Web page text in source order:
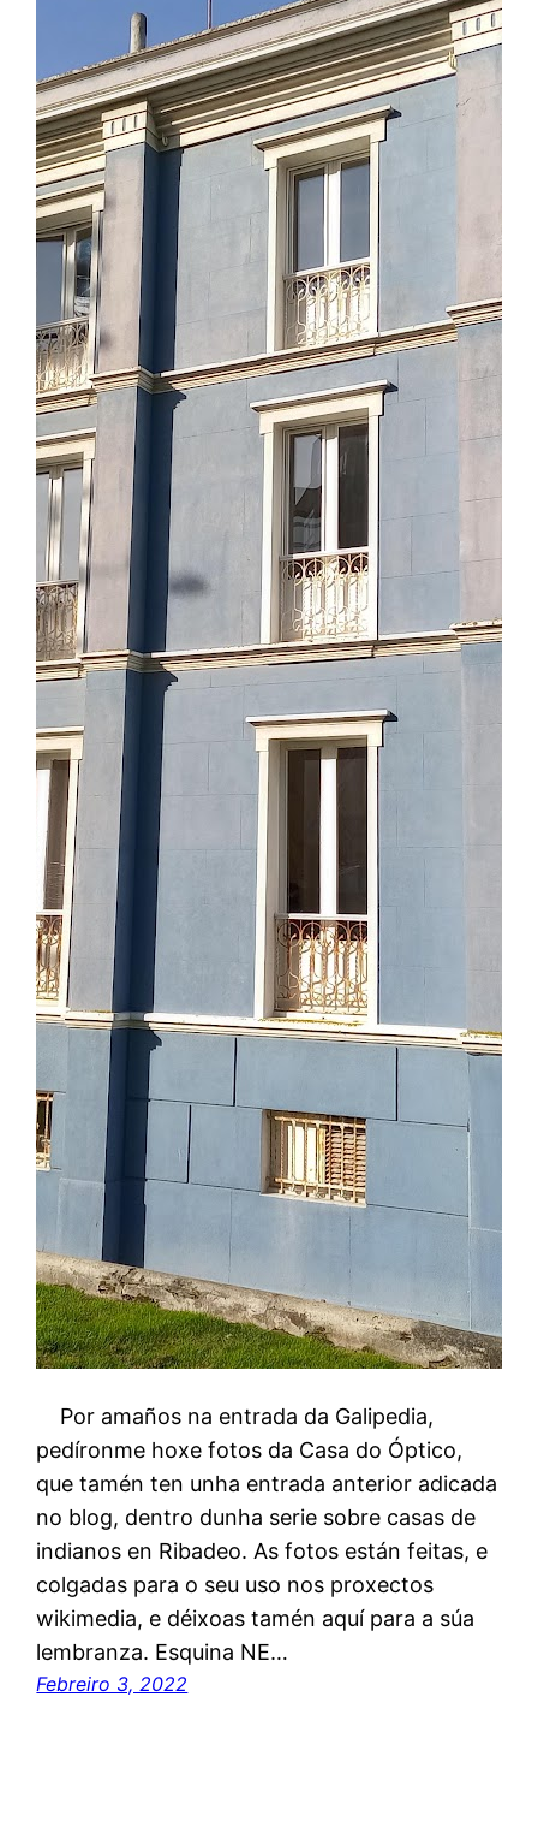
Por amaños na entrada da Galipedia,
pedíronme hoxe fotos da Casa do Óptico,
que tamén ten unha entrada anterior adicada
no blog, dentro dunha serie sobre casas de
indianos en Ribadeo. As fotos están feitas, e
colgadas para o seu uso nos proxectos
wikimedia, e déixoas tamén aquí para a súa
lembranza. Esquina NE…
Febreiro 3, 2022